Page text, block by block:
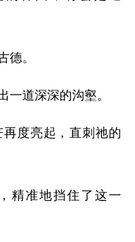
德。
一道深深的沟壑。
度亮起，直刺祂的
精准地挡住了这一